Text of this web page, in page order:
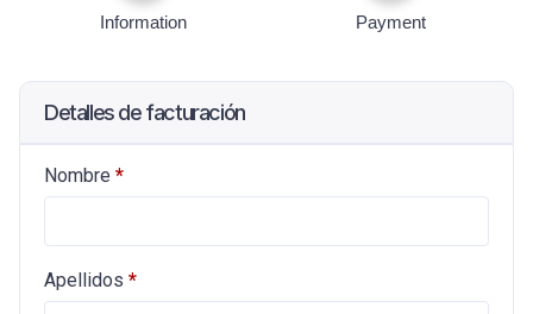
Information Payment
Detalles de facturación
Nombre *
Apellidos *